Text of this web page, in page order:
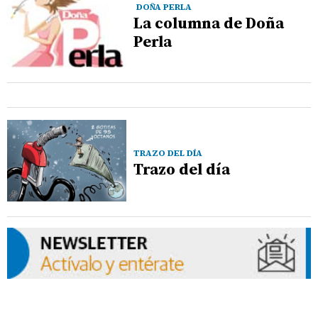
DOÑA PERLA
La columna de Doña
Perla
TRAZO DEL DÍA
Trazo del día